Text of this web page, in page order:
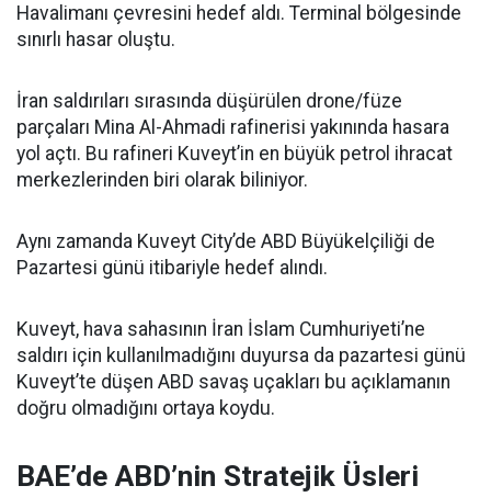
Havalimanı çevresini hedef aldı. Terminal bölgesinde
sınırlı hasar oluştu.
İran saldırıları sırasında düşürülen drone/füze
parçaları Mina Al-Ahmadi rafinerisi yakınında hasara
yol açtı. Bu rafineri Kuveyt’in en büyük petrol ihracat
merkezlerinden biri olarak biliniyor.
Aynı zamanda Kuveyt City’de ABD Büyükelçiliği de
Pazartesi günü itibariyle hedef alındı.
Kuveyt, hava sahasının İran İslam Cumhuriyeti’ne
saldırı için kullanılmadığını duyursa da pazartesi günü
Kuveyt’te düşen ABD savaş uçakları bu açıklamanın
doğru olmadığını ortaya koydu.
BAE’de ABD’nin Stratejik Üsleri